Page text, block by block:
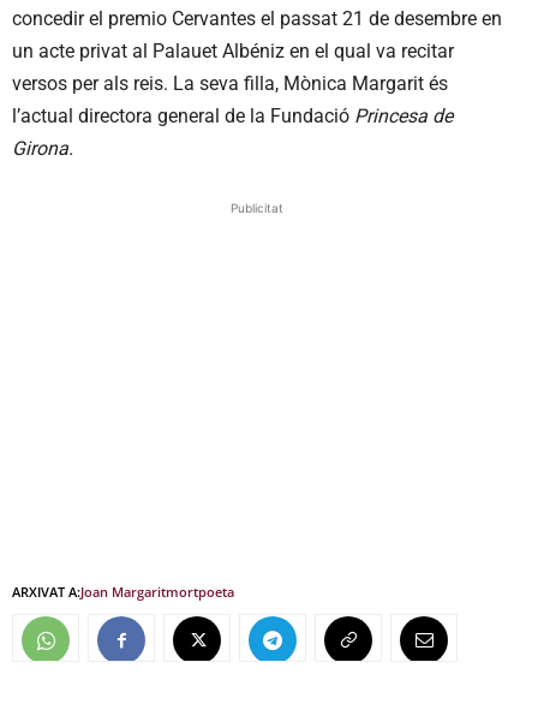
concedir el premio Cervantes el passat 21 de desembre en
un acte privat al Palauet Albéniz en el qual va recitar
versos per als reis. La seva filla, Mònica Margarit és
l’actual directora general de la Fundació Princesa de
Girona.
Publicitat
ARXIVAT A:Joan Margaritmortpoeta